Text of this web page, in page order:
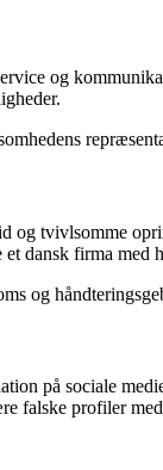
og
tvivlsomme
dansk firma med
og
på sociale
falske profiler